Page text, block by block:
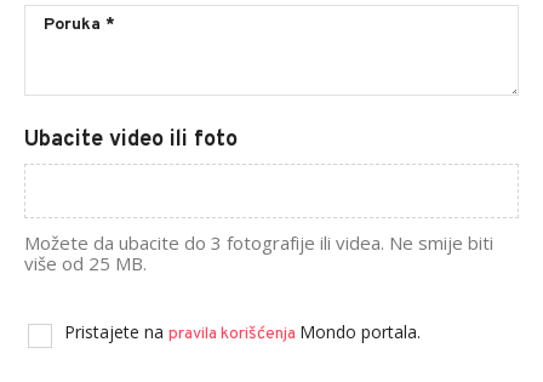
Ubacite video ili foto
Možete da ubacite do 3 fotografije ili videa. Ne smije biti
više od 25 MB.
Pristajete na pravila korišćenja Mondo portala.